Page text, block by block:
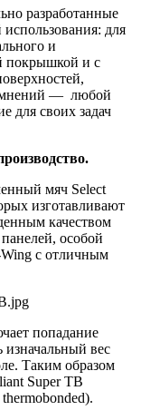
разработанные
для
и
покрышкой и с
— любой
для своих задач
мяч Select
изготавливают
качеством
особой
Wing с отличным
попадание
изначальный вес
Таким образом
Super TB